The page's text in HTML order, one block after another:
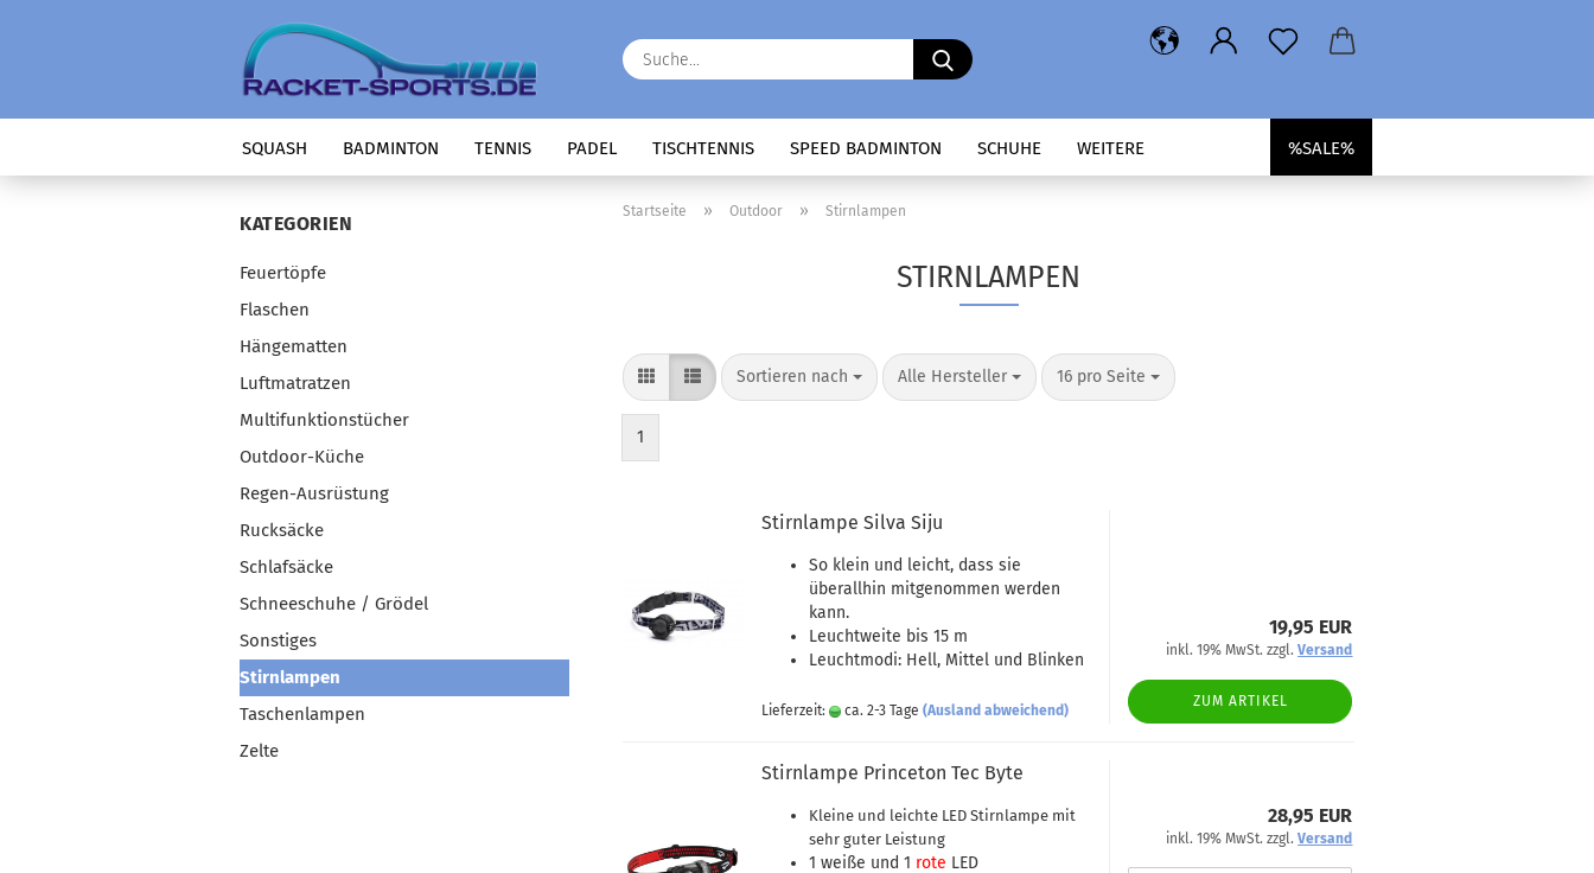
Suche...
SQUASH BADMINTON TENNIS PADEL TISCHTENNIS SPEED BADMINTON SCHUHE %SALE%
WEITERE
Startseite » Outdoor » Stirnlampen
STIRNLAMPEN
Sortieren nach
Sortieren nach Alle Hersteller
pro Seite 16 pro Seite
pro Seite
1
Stirnlampe Silva Siju
So klein und leicht, dass sie
überallhin mitgenommen werden
kann.
Leuchtweite bis 15 m
Leuchtmodi: Hell, Mittel und Blinken
Lieferzeit: ca. 2-3 Tage (Ausland abweichend)
19,95 EUR
inkl. 19% MwSt. zzgl.Versand
ZUM ARTIKEL
Stirnlampe Princeton Tec Byte
Kleine und leichte LED Stirnlampe mit
sehr guter Leistung
1 weiße und 1 rote LED
28,95 EUR
inkl. 19% MwSt. zzgl.Versand
KATEGORIEN
Feuertöpfe
Flaschen
Hängematten
Luftmatratzen
Multifunktionstücher
Outdoor-Küche
Regen-Ausrüstung
Rucksäcke
Schlafsäcke
Schneeschuhe / Grödel
Sonstiges
Stirnlampen
Taschenlampen
Zelte